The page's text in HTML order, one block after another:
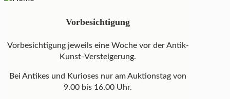
Vorbesichtigung
Vorbesichtigung jeweils eine Woche vor der Antik-
Kunst-Versteigerung.
Bei Antikes und Kurioses nur am Auktionstag von
9.00 bis 16.00 Uhr.